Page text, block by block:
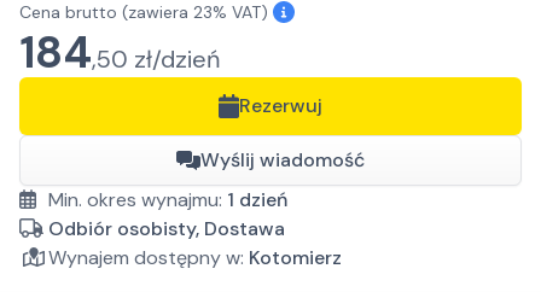
Cena brutto (zawiera 23% VAT)
184,50 zł/dzień
Rezerwuj
Wyślij wiadomość
Min. okres wynajmu: 1 dzień
Odbiór osobisty, Dostawa
Wynajem dostępny w: Kotomierz